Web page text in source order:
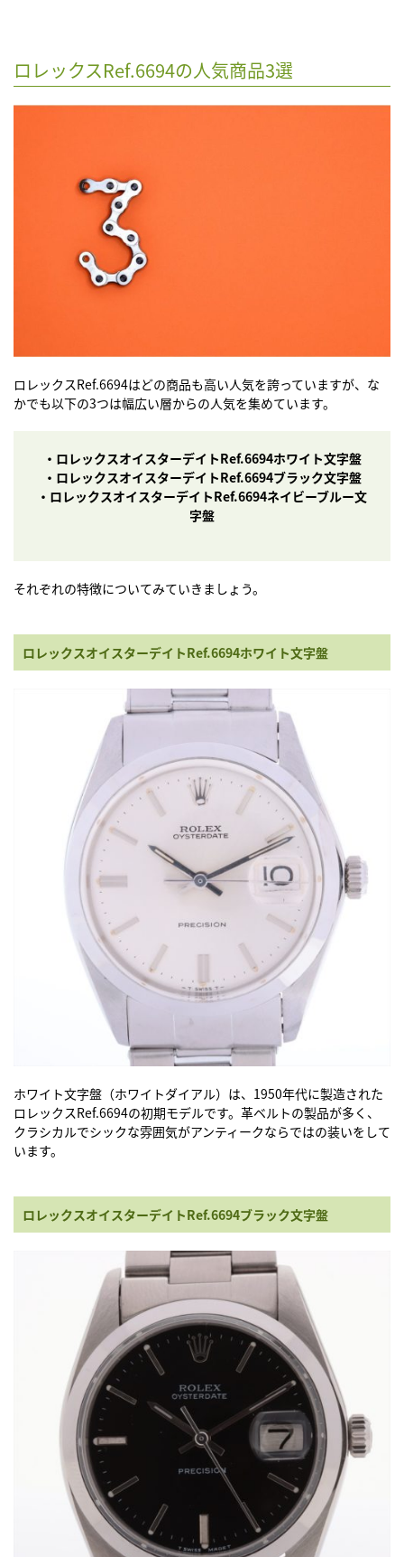
ロレックスRef.6694の人気商品3選
ロレックスRef.6694はどの商品も高い人気を誇っていますが、な
かでも以下の3つは幅広い層からの人気を集めています。
・ロレックスオイスターデイトRef.6694ホワイト文字盤
・ロレックスオイスターデイトRef.6694ブラック文字盤
・ロレックスオイスターデイトRef.6694ネイビーブルー文
字盤
それぞれの特徴についてみていきましょう。
ロレックスオイスターデイトRef.6694ホワイト文字盤
ホワイト文字盤（ホワイトダイアル）は、1950年代に製造された
ロレックスRef.6694の初期モデルです。革ベルトの製品が多く、
クラシカルでシックな雰囲気がアンティークならではの装いをして
います。
ロレックスオイスターデイトRef.6694ブラック文字盤